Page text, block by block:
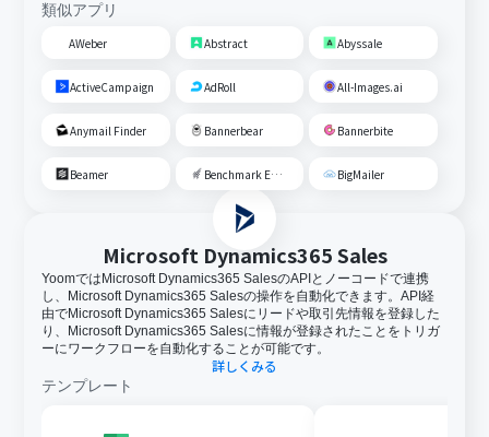
類似アプリ
AWeber Abstract Abyssale
ActiveCampaign AdRoll All-Images.ai
Anymail Finder Bannerbear Bannerbite
Beamer Benchmark Email BigMailer
Microsoft Dynamics365 Sales
YoomではMicrosoft Dynamics365 SalesのAPIとノーコードで連携
し、Microsoft Dynamics365 Salesの操作を自動化できます。API経
由でMicrosoft Dynamics365 Salesにリードや取引先情報を登録した
り、Microsoft Dynamics365 Salesに情報が登録されたことをトリガ
ーにワークフローを自動化することが可能です。
詳しくみる
テンプレート